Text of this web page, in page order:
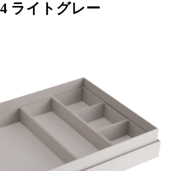
ライトグレー
た整理箱